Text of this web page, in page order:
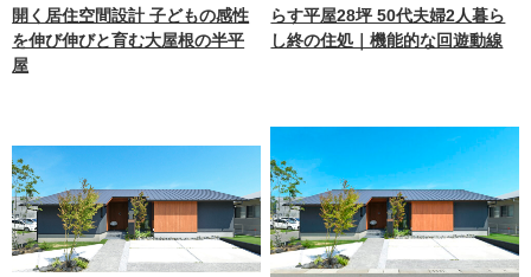
開く居住空間設計 子どもの感性
を伸び伸びと育む大屋根の半平
屋
らす平屋28坪 50代夫婦2人暮ら
し終の住処｜機能的な回遊動線